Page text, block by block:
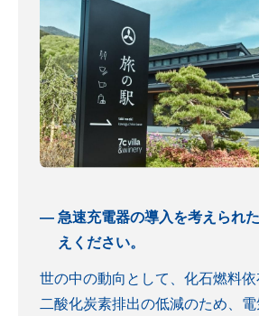
急速充電器の導入を考えられ
えください。
世の中の動向として、化石燃料
二酸化炭素排出の低減のため、